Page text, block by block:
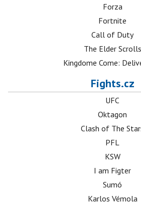
Forza
Fortnite
Call of Duty
The Elder Scrolls
Kingdome Come:
Fights.cz
UFC
Oktagon
Clash of The
PFL
KSW
I am Figter
Sumó
Karlos Vémola